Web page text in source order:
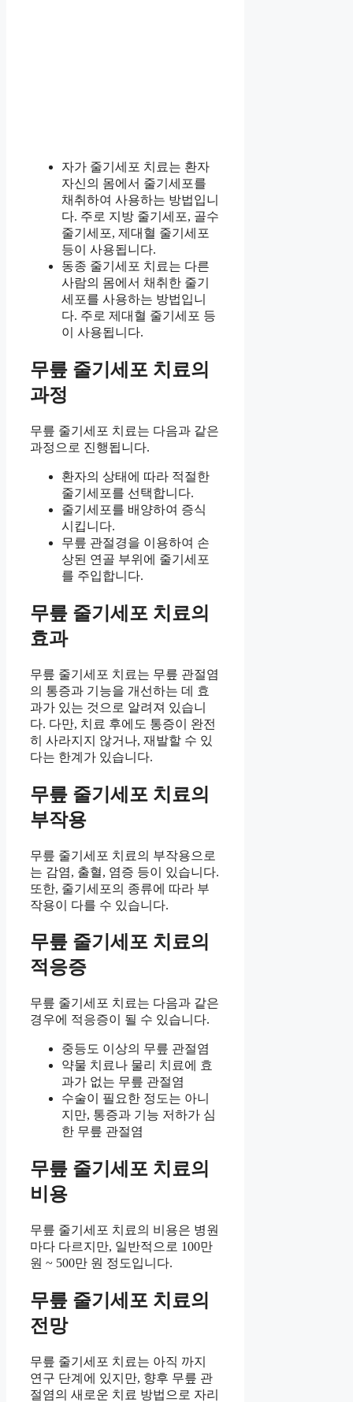
자가 줄기세포 치료는 환자
자신의 몸에서 줄기세포를
채취하여 사용하는 방법입니
다. 주로 지방 줄기세포, 골수
줄기세포, 제대혈 줄기세포
등이 사용됩니다.
동종 줄기세포 치료는 다른
사람의 몸에서 채취한 줄기
세포를 사용하는 방법입니
다. 주로 제대혈 줄기세포 등
이 사용됩니다.
무릎 줄기세포 치료의
과정
무릎 줄기세포 치료는 다음과 같은
과정으로 진행됩니다.
환자의 상태에 따라 적절한
줄기세포를 선택합니다.
줄기세포를 배양하여 증식
시킵니다.
무릎 관절경을 이용하여 손
상된 연골 부위에 줄기세포
를 주입합니다.
무릎 줄기세포 치료의
효과
무릎 줄기세포 치료는 무릎 관절염
의 통증과 기능을 개선하는 데 효
과가 있는 것으로 알려져 있습니
다. 다만, 치료 후에도 통증이 완전
히 사라지지 않거나, 재발할 수 있
다는 한계가 있습니다.
무릎 줄기세포 치료의
부작용
무릎 줄기세포 치료의 부작용으로
는 감염, 출혈, 염증 등이 있습니다.
또한, 줄기세포의 종류에 따라 부
작용이 다를 수 있습니다.
무릎 줄기세포 치료의
적응증
무릎 줄기세포 치료는 다음과 같은
경우에 적응증이 될 수 있습니다.
중등도 이상의 무릎 관절염
약물 치료나 물리 치료에 효
과가 없는 무릎 관절염
수술이 필요한 정도는 아니
지만, 통증과 기능 저하가 심
한 무릎 관절염
무릎 줄기세포 치료의
비용
무릎 줄기세포 치료의 비용은 병원
마다 다르지만, 일반적으로 100만
원 ~ 500만 원 정도입니다.
무릎 줄기세포 치료의
전망
무릎 줄기세포 치료는 아직 까지
연구 단계에 있지만, 향후 무릎 관
절염의 새로운 치료 방법으로 자리